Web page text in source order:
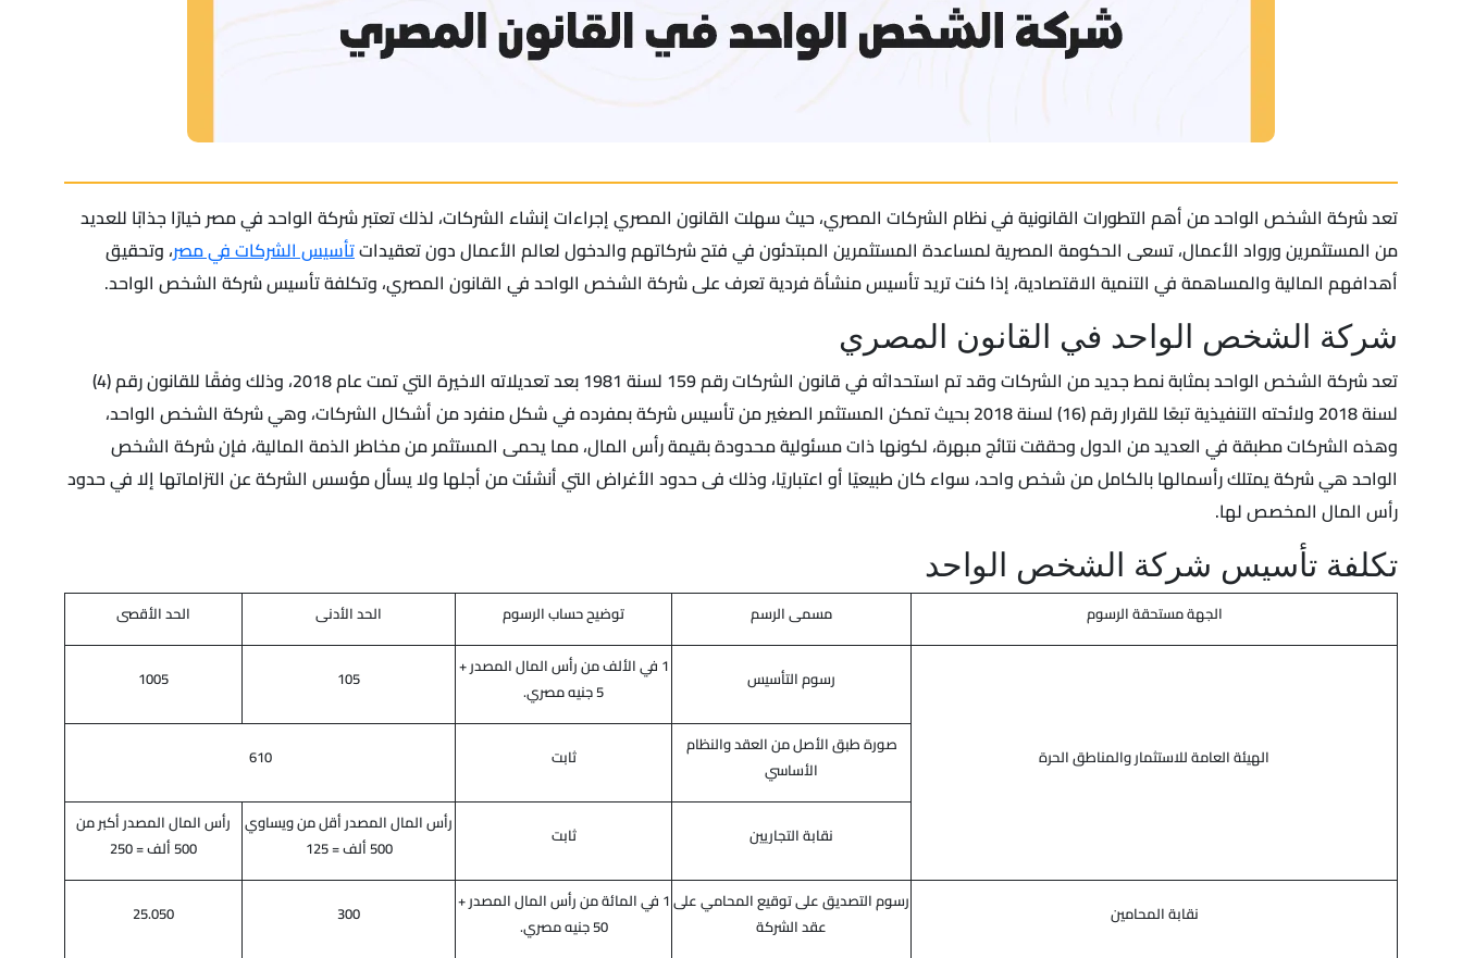
تعد شركة الشخص الواحد من أهم التطورات القانونية في نظام الشركات المصري، حيث سهلت القانون المصري إجراءات إنشاء الشركات، لذلك تعتبر شركة الواحد في مصر خيارًا جذابًا للعديد
من المستثمرين ورواد الأعمال، تسعى الحكومة المصرية لمساعدة المستثمرين المبتدئون في فتح شركاتهم والدخول لعالم الأعمال دون تعقيداتتأسيس الشركات في مصر، وتحقيق
أهدافهم المالية والمساهمة في التنمية الاقتصادية، إذا كنت تريد تأسيس منشأة فردية تعرف على شركة الشخص الواحد في القانون المصري، وتكلفة تأسيس شركة الشخص الواحد.
شركة الشخص الواحد في القانون المصري
تعد شركة الشخص الواحد بمثابة نمط جديد من الشركات وقد تم استحداثه في قانون الشركات رقم 159 لسنة 1981 بعد تعديلاته الاخيرة التي تمت عام 2018، وذلك وفقًا للقانون رقم (4)
لسنة 2018 ولائحته التنفيذية تبعًا للقرار رقم (16) لسنة 2018 بحيث تمكن المستثمر الصغير من تأسيس شركة بمفرده في شكل منفرد من أشكال الشركات، وهي شركة الشخص الواحد،
وهذه الشركات مطبقة في العديد من الدول وحققت نتائج مبهرة، لكونها ذات مسئولية محدودة بقيمة رأس المال، مما يحمى المستثمر من مخاطر الذمة المالية، فإن شركة الشخص
الواحد هي شركة يمتلك رأسمالها بالكامل من شخص واحد، سواء كان طبيعيًا أو اعتباريًا، وذلك فى حدود الأغراض التي أنشئت من أجلها ولا يسأل مؤسس الشركة عن التزاماتها إلا في حدود
رأس المال المخصص لها.
تكلفة تأسيس شركة الشخص الواحد
الجهة مستحقة الرسوم مسمى الرسم توضيح حساب الرسوم الحد الأدنى الحد الأقصى
الهيئة العامة للاستثمار والمناطق الحرة
رسوم التأسيس
1 في الألف من رأس المال المصدر +
5 جنيه مصري.
105
1005
صورة طبق الأصل من العقد والنظام
الأساسي
ثابت 610
نقابة التجاريين ثابت
رأس المال المصدر أقل من ويساوي
500 ألف = 125
رأس المال المصدر أكبر من
500 ألف = 250
نقابة المحامين
رسوم التصديق على توقيع المحامي على
عقد الشركة
1 في المائة من رأس المال المصدر +
50 جنيه مصري.
300
25.050